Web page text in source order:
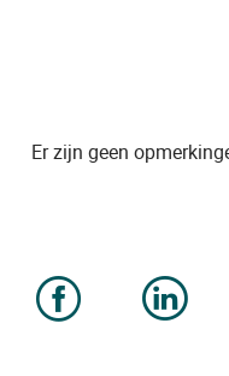
Er zijn geen